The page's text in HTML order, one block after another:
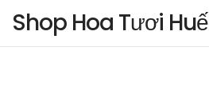
Shop Hoa Tươi Huế